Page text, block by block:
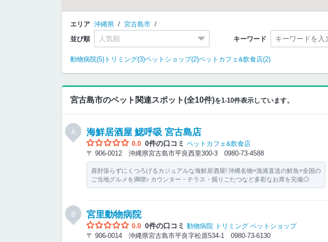
エリア 沖縄県
宮古島市
並び順
キーワード
動物病院(5) トリミング(3)ペットショップ(2)ペットカフェ&飲食店(2)
宮古島市のペット関連スポット(全10件)を1-10件表示しています。
A 海鮮居酒屋 鰓呼吸 宮古島店
0.0 0件の口コミ ペットカフェ&飲食店
〒 906-0012 沖縄県宮古島市平良西里300-3 0980-73-4588
肩肘張らずにくつろげるカジュアルな海鮮居酒屋! 沖縄名物×漁港直送の鮮魚×全国の
ご当地グルメを満喫♪ カウンター・テラス・掘りごたつなど多彩なお席を完備◎
B 宮里動物病院
0.0 0件の口コミ 動物病院 トリミング ペットショップ
〒 906-0014 沖縄県宮古島市平良字松原534-1 0980-73-6130